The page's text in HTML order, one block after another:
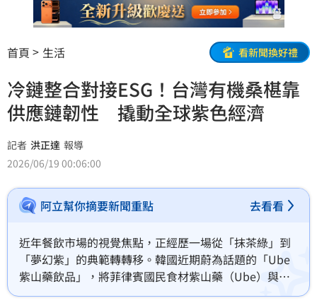
首頁 生活 看新聞換好禮
冷鏈整合對接ESG！台灣有機桑椹靠
供應鏈韌性 撬動全球紫色經濟
記者 洪正達 報導
2026/06/19 00:06:00
阿立幫你摘要新聞重點 去看看
近年餐飲市場的視覺焦點，正經歷一場從「抹茶綠」到
「夢幻紫」的典範轉轉移。韓國近期蔚為話題的「Ube
紫山藥飲品」，將菲律賓國民食材紫山藥（Ube）與乳
品結合，創造出極具視覺張力的漸層色調。這股現象背